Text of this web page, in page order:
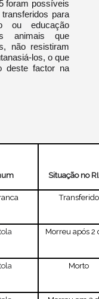
foram possíveis
para
ou educação
animais que
não resistiram
los, o que
deste factor na
Situação no
Transferido
Morreu após 2
Morto